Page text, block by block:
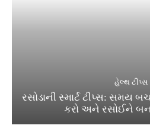
હેલ્થ ટીપ્સ
રસોડાની સ્માર્ટ ટીપ્સ: સમય
કરો અને રસોઈને